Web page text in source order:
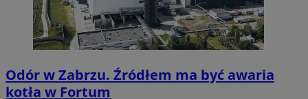
Odór w Zabrzu. Źródłem ma być awaria
kotła w Fortum